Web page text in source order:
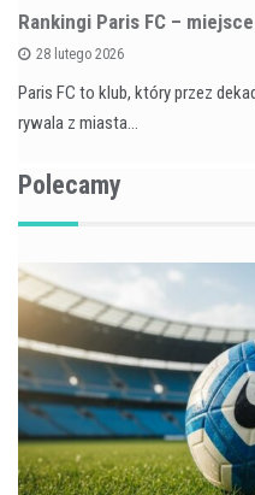
Rankingi Paris FC –
28 lutego 2026
Paris FC to klub, który przez
rywala z miasta…
Polecamy